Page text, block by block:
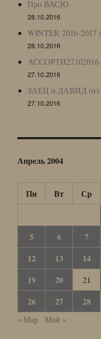
Про ВАСЮ
28.10.2016
WINTER 2016-2017
28.10.2016
АССОРТИ27102016
27.10.2016
ЗАЕЦ и ДАВИД (из
27.10.2016
Апрель 2004
Пн Вт Ср
5
6 7
12
13 14
19
20 21
26
27 28
« Мар
Май »